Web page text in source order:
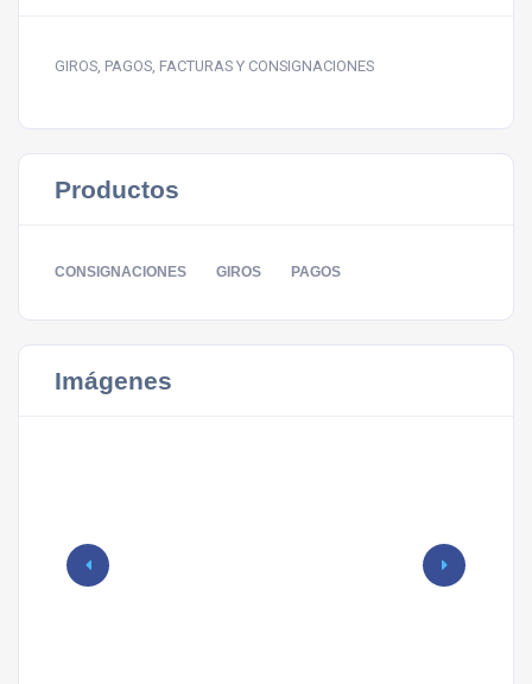
GIROS, PAGOS, FACTURAS Y CONSIGNACIONES
Productos
CONSIGNACIONES GIROS PAGOS
Imágenes